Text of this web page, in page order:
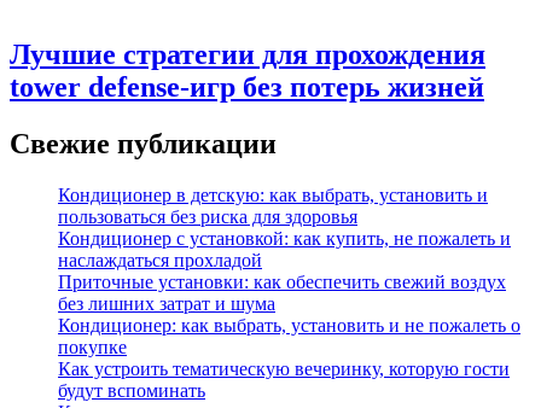
Лучшие стратегии для прохождения
tower defense-игр без потерь жизней
Свежие публикации
Кондиционер в детскую: как выбрать, установить и
пользоваться без риска для здоровья
Кондиционер с установкой: как купить, не пожалеть и
наслаждаться прохладой
Приточные установки: как обеспечить свежий воздух
без лишних затрат и шума
Кондиционер: как выбрать, установить и не пожалеть о
покупке
Как устроить тематическую вечеринку, которую гости
будут вспоминать